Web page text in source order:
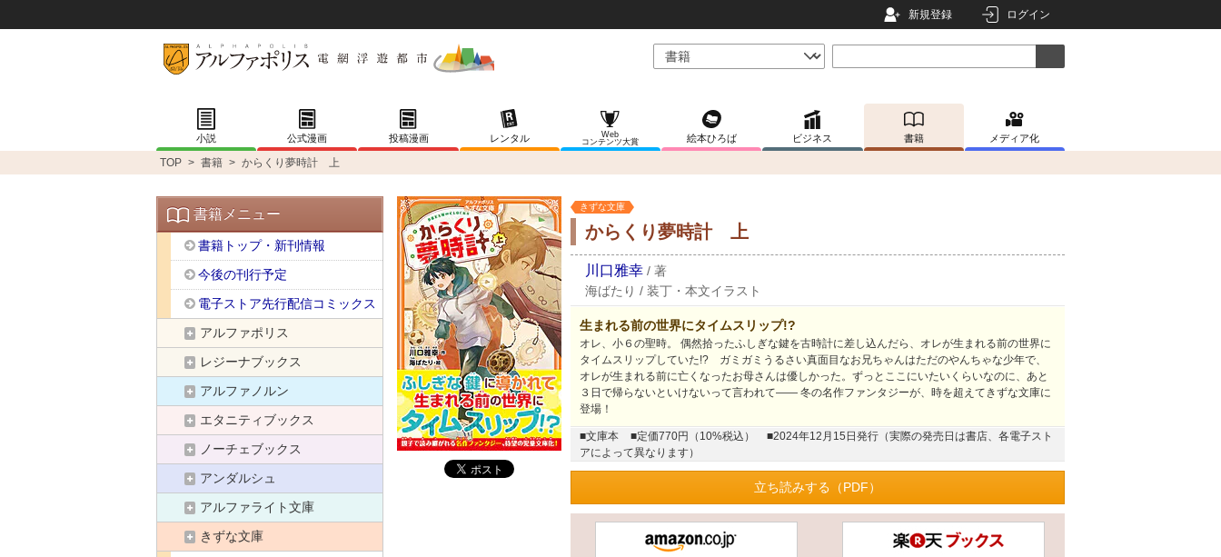
新規登録 ログイン
小説 公式漫画 投稿漫画 レンタル
Web
コンテンツ大賞
絵本ひろば ビジネス 書籍 メディア化
TOP > 書籍 > からくり夢時計 上
きずな文庫
からくり夢時計 上
川口雅幸 / 著
海ばたり / 装丁・本文イラスト
生まれる前の世界にタイムスリップ!?
オレ、小６の聖時。 偶然拾ったふしぎな鍵を古時計に差し込んだら、オレが生まれる前の世界に
タイムスリップしていた!? ガミガミうるさい真面目なお兄ちゃんはただのやんちゃな少年で、
オレが生まれる前に亡くなったお母さんは優しかった。ずっとここにいたいくらいなのに、あと
３日で帰らないといけないって言われて―― 冬の名作ファンタジーが、時を超えてきずな文庫に
登場！
■文庫本 ■定価770円（10%税込）
■2024年12月15日発行（実際の発売日は書店、各電子スト
アによって異なります）
立ち読みする（PDF）
書籍メニュー
書籍トップ・新刊情報
今後の刊行予定
電子ストア先行配信コミックス
アルファポリス
レジーナブックス
アルファノルン
エタニティブックス
ノーチェブックス
アンダルシュ
アルファライト文庫
きずな文庫